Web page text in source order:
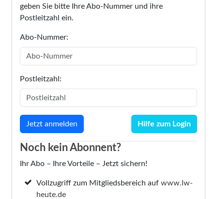
geben Sie bitte Ihre Abo-Nummer und ihre
Postleitzahl ein.
Abo-Nummer:
Postleitzahl:
Hilfe zum Login
Noch kein Abonnent?
Ihr Abo – Ihre Vorteile – Jetzt sichern!
Vollzugriff zum Mitgliedsbereich aufwww.lw-
heute.de